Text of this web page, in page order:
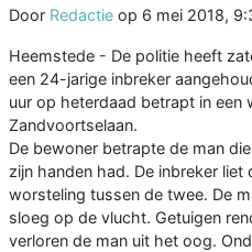
Door Redactie op 6 mei 2018,
Heemstede - De politie heeft
een 24-jarige inbreker
uur op heterdaad betrapt in een
Zandvoortselaan.
De bewoner betrapte de man
zijn handen had. De inbreker
worsteling tussen de twee. De
sloeg op de vlucht. Getuigen
verloren de man uit het oog.